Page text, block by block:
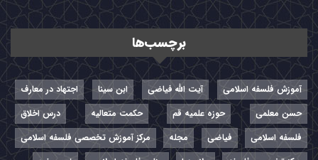
برچسب‌ها
آموزش فلسفه اسلامی آیت الله فیاضی ابن سینا
اجتهاد در معارف
حسن معلمی
حوزه علمیه قم حکمت متعالیه
درس اخلاق
فلسفه اسلامی
فیاضی مجله
مرکز آموزش تخصصی فلسفه اسلامی